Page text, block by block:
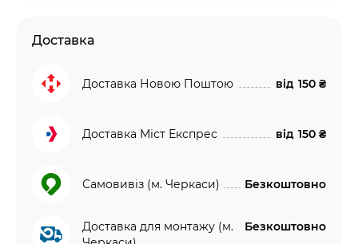
Доставка
Доставка Новою Поштою від 150 ₴
Доставка Міст Експрес від 150 ₴
Самовивіз (м. Черкаси) Безкоштовно
Доставка для монтажу (м.
Безкоштовно